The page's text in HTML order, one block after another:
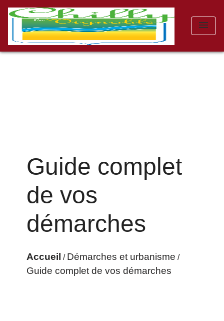
menu
Guide complet
de vos
démarches
Accueil / Démarches et urbanisme /
Guide complet de vos démarches